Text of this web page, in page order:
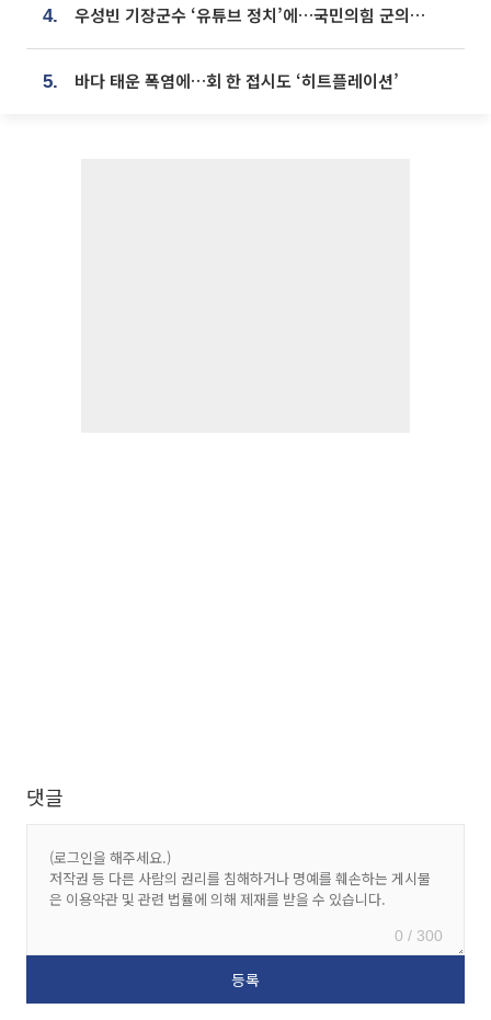
4. 우성빈 기장군수 ‘유튜브 정치’에…국민의힘 군의원들 집단 반발
5. 바다 태운 폭염에…회 한 접시도 ‘히트플레이션’
댓글
0 / 300